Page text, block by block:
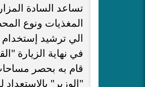
تساعد السادة
المغذيات ونوع
الي ترشيد إستخدام
في نهاية الزيارة
قام به بحصر
"الوزير" بالاستعداد لحصر